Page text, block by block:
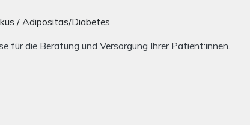
/ Adipositas/Diabetes
für die Beratung und Versorgung Ihrer Patient:innen.